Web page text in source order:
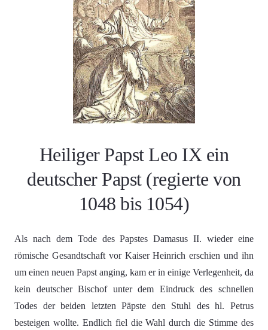
Heiliger Papst Leo IX ein
deutscher Papst (regierte von
1048 bis 1054)
Als nach dem Tode des Papstes Damasus II. wieder eine
römische Gesandtschaft vor Kaiser Heinrich erschien und ihn
um einen neuen Papst anging, kam er in einige Verlegenheit, da
kein deutscher Bischof unter dem Eindruck des schnellen
Todes der beiden letzten Päpste den Stuhl des hl. Petrus
besteigen wollte. Endlich fiel die Wahl durch die Stimme des